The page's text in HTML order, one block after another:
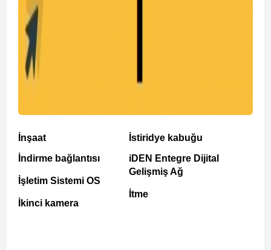
İnşaat
İndirme bağlantısı
İşletim Sistemi OS
İkinci kamera
İstiridye kabuğu
iDEN Entegre Dijital
Gelişmiş Ağ
İtme